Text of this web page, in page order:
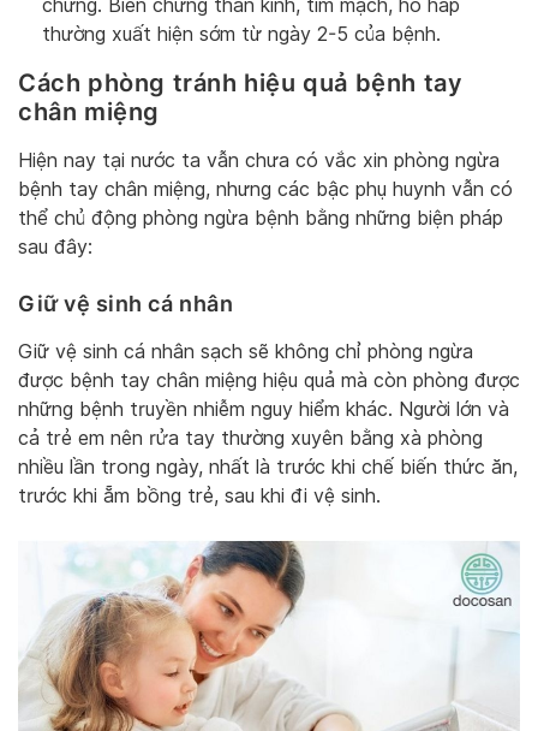
chứng. Biến chứng thần kinh, tim mạch, hô hấp
thường xuất hiện sớm từ ngày 2-5 của bệnh.
Cách phòng tránh hiệu quả bệnh tay
chân miệng
Hiện nay tại nước ta vẫn chưa có vắc xin phòng ngừa
bệnh tay chân miệng, nhưng các bậc phụ huynh vẫn có
thể chủ động phòng ngừa bệnh bằng những biện pháp
sau đây:
Giữ vệ sinh cá nhân
Giữ vệ sinh cá nhân sạch sẽ không chỉ phòng ngừa
được bệnh tay chân miệng hiệu quả mà còn phòng được
những bệnh truyền nhiễm nguy hiểm khác. Người lớn và
cả trẻ em nên rửa tay thường xuyên bằng xà phòng
nhiều lần trong ngày, nhất là trước khi chế biến thức ăn,
trước khi ẵm bồng trẻ, sau khi đi vệ sinh.